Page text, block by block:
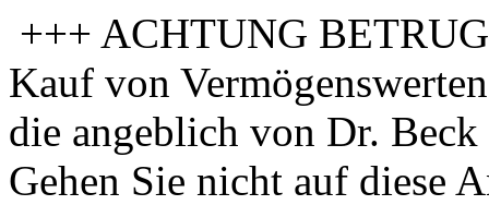
+++ ACHTUNG
Kauf von
die angeblich von Dr.
Gehen Sie nicht auf diese